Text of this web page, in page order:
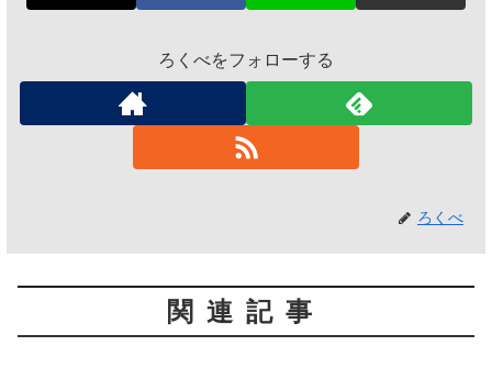
ろくべをフォローする
ろくべ
関連記事